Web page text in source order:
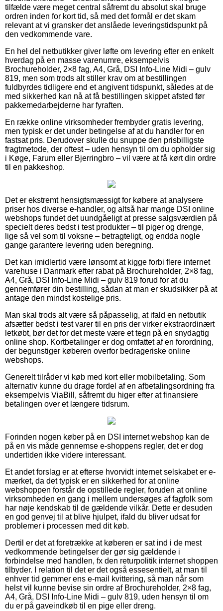
tilfælde være meget central såfremt du absolut skal bruge
ordren inden for kort tid, så med det formål er det skam
relevant at vi gransker det anslåede leveringstidspunkt på
den vedkommende vare.
En hel del netbutikker giver løfte om levering efter en enkelt
hverdag på en masse varenumre, eksempelvis
Brochureholder, 2×8 fag, A4, Grå, DSI Info-Line Midi – gulv
819, men som trods alt stiller krav om at bestillingen
fuldbyrdes tidligere end et angivent tidspunkt, således at de
med sikkerhed kan nå at få bestillingen skippet afsted før
pakkemedarbejderne har fyraften.
En række online virksomheder frembyder gratis levering,
men typisk er det under betingelse af at du handler for en
fastsat pris. Derudover skulle du snuppe den prisbilligste
fragtmetode, der oftest – uden hensyn til om du opholder sig
i Køge, Farum eller Bjerringbro – vil være at få kørt din ordre
til en pakkeshop.
Det er ekstremt hensigtsmæssigt for købere at analysere
priser hos diverse e-handler, og altså har mange DSI online
webshops fundet det uundgåeligt at presse salgsværdien på
specielt deres bedst i test produkter – til piger og drenge,
lige så vel som til voksne – betragteligt, og endda nogle
gange garantere levering uden beregning.
Det kan imidlertid være lønsomt at kigge forbi flere internet
varehuse i Danmark efter rabat på Brochureholder, 2×8 fag,
A4, Grå, DSI Info-Line Midi – gulv 819 forud for at du
gennemfører din bestilling, sådan at man er skudsikker på at
antage den mindst kostelige pris.
Man skal trods alt være så påpasselig, at ifald en netbutik
afsætter bedst i test varer til en pris der virker ekstraordinært
letkøbt, bør det for det meste være et tegn på en snydagtig
online shop. Kortbetalinger er dog omfattet af en forordning,
der begunstiger køberen overfor bedrageriske online
webshops.
Generelt tilråder vi køb med kort eller mobilbetaling. Som
alternativ kunne du drage fordel af en afbetalingsordning fra
eksempelvis ViaBill, såfremt du higer efter at finansiere
betalingen over et længere tidsrum.
Forinden nogen køber på en DSI internet webshop kan de
på en vis måde gennemse e-shoppens regler, det er dog
undertiden ikke videre interessant.
Et andet forslag er at efterse hvorvidt internet selskabet er e-
mærket, da det typisk er en sikkerhed for at online
webshoppen forstår de opstillede regler, foruden at online
virksomheden en gang i mellem undersøges af fagfolk som
har nøje kendskab til de gældende vilkår. Dette er desuden
en god genvej til at blive hjulpet, ifald du bliver udsat for
problemer i processen med dit køb.
Dertil er det at foretrække at køberen er sat ind i de mest
vedkommende betingelser der gør sig gældende i
forbindelse med handlen, fx den returpolitik internet shoppen
tilbyder. I relation til det er det også essesentielt, at man til
enhver tid gemmer ens e-mail kvittering, så man når som
helst vil kunne bevise sin ordre af Brochureholder, 2×8 fag,
A4, Grå, DSI Info-Line Midi – gulv 819, uden hensyn til om
du er på gaveindkøb til en pige eller dreng.